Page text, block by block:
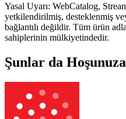
Yasal Uyarı: WebCatalog,
yetkilendirilmiş, desteklenmiş
bağlantılı değildir. Tüm ürün
sahiplerinin mülkiyetindedir.
Şunlar da